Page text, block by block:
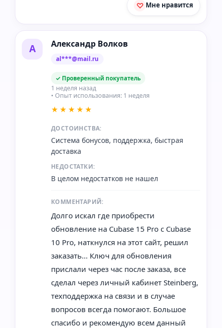
Мне нравится
А Александр Волков
al***@mail.ru
✓ Проверенный покупатель
1 неделя назад
• Опыт использования: 1 неделя
★★★★★
ДОСТОИНСТВА:
Система бонусов, поддержка, быстрая
доставка
НЕДОСТАТКИ:
В целом недостатков не нашел
КОММЕНТАРИЙ:
Долго искал где приобрести
обновление на Cubase 15 Pro с Cubase
10 Pro, наткнулся на этот сайт, решил
заказать... Ключ для обновления
прислали через час после заказа, все
сделал через личный кабинет Steinberg,
техподдержка на связи и в случае
вопросов всегда помогают. Большое
спасибо и рекомендую всем данный